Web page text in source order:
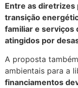
Entre as
transição
familiar e serviços
atingidos por
A proposta
ambientais para a
financiamentos